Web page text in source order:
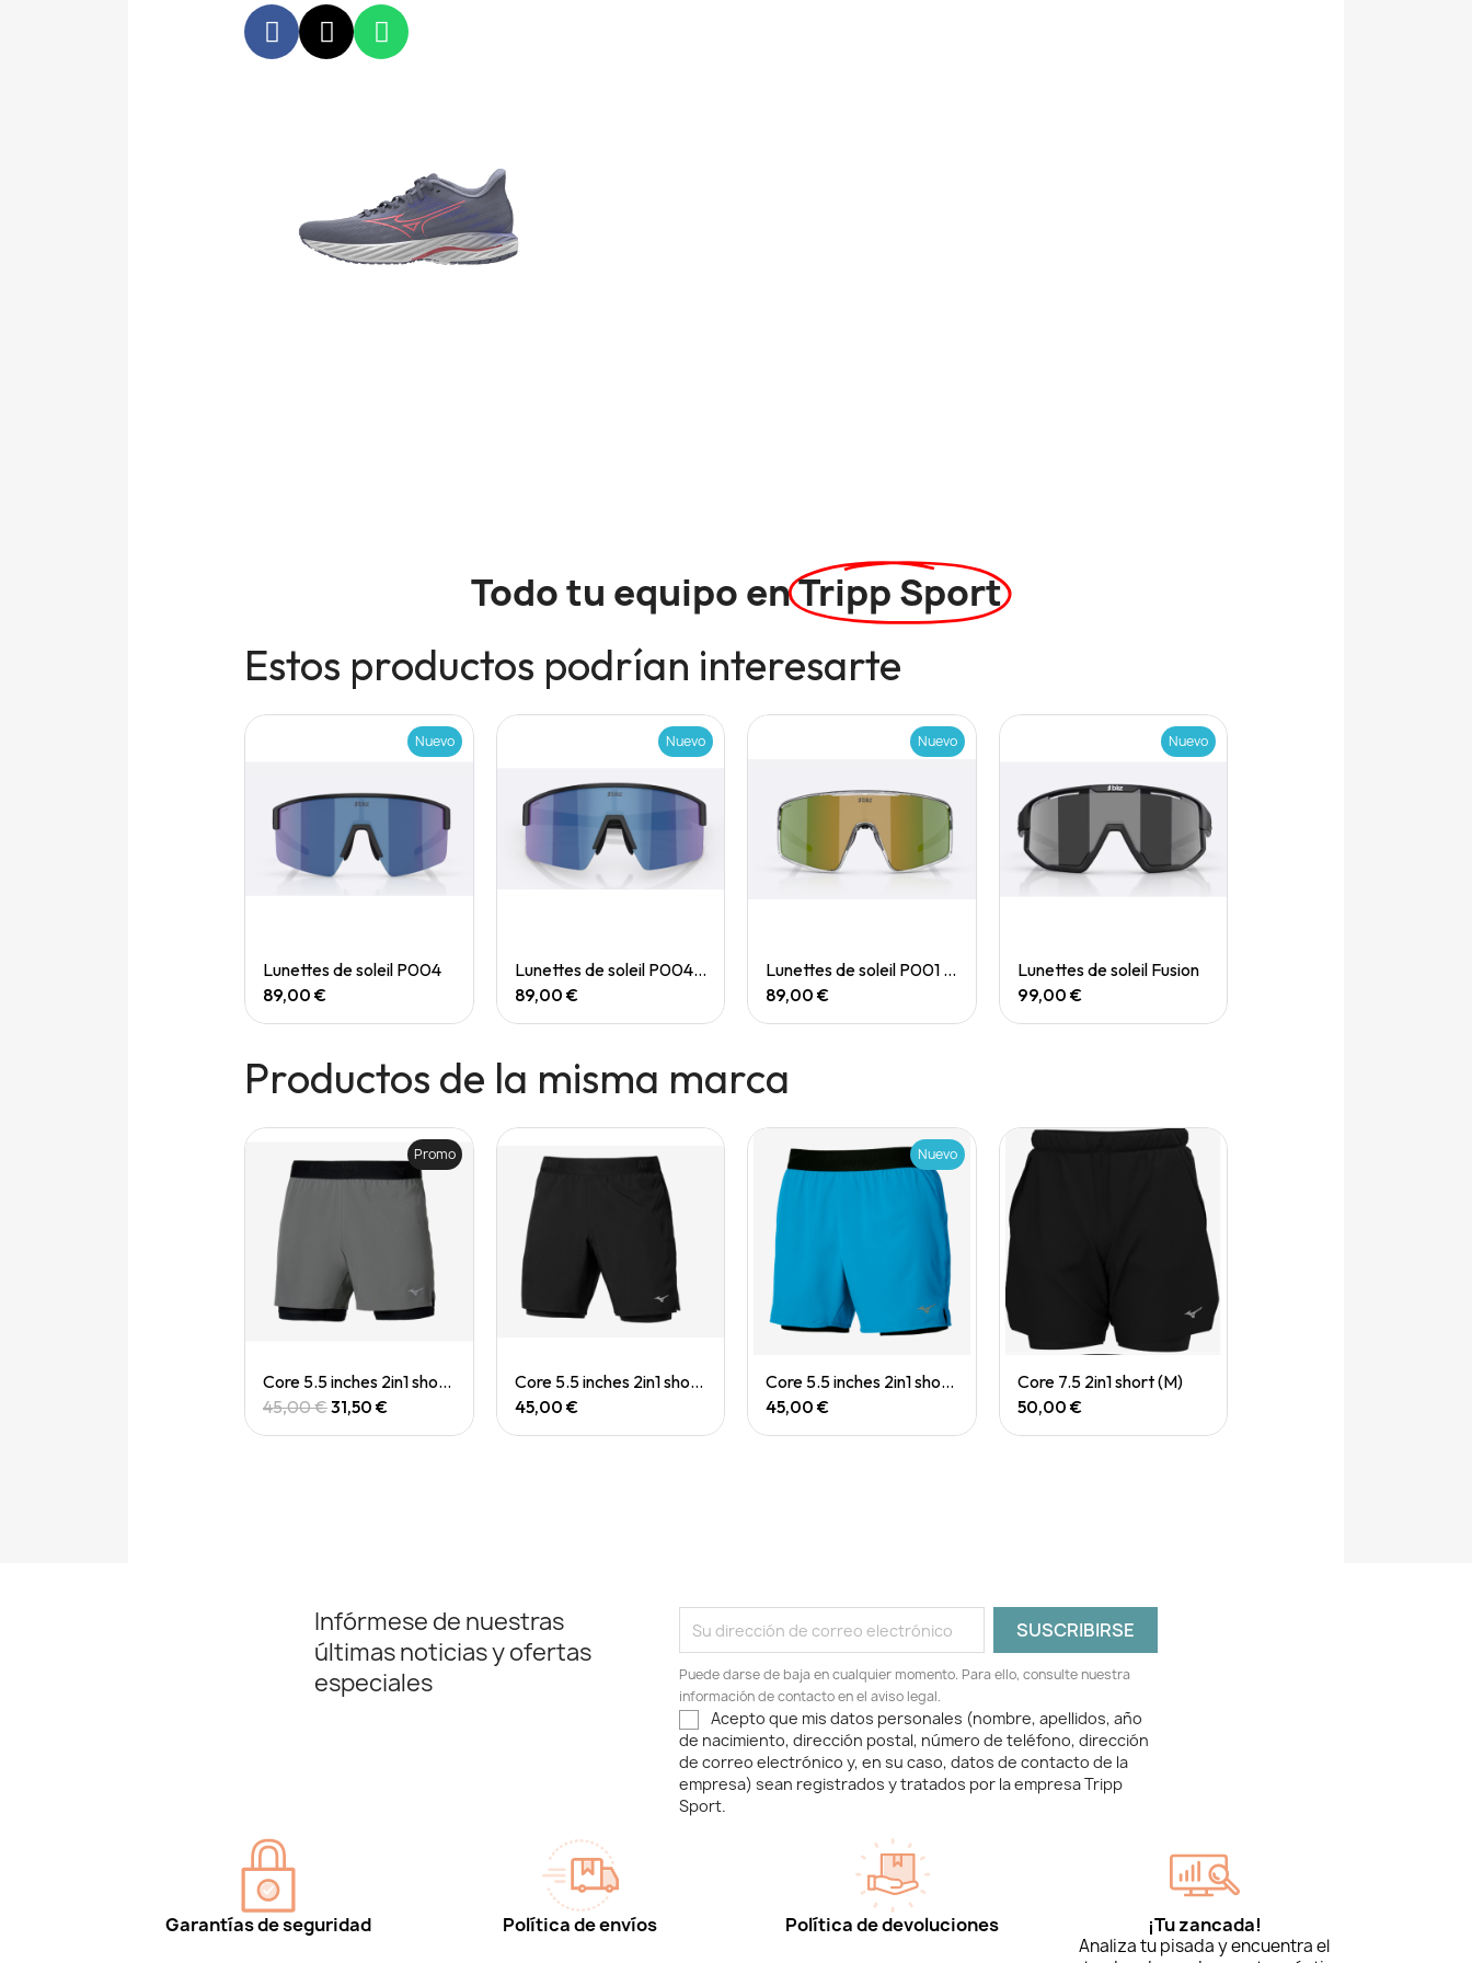
Todo tu equipo enTripp Sport
Estos productos podrían interesarte
Quick View
Nuevo
Lunettes de soleil P004
89,00 €
Quick View
Nuevo
Lunettes de soleil P004 Small
89,00 €
Quick View
Nuevo
Lunettes de soleil P001 Small
89,00 €
Quick View
Nuevo
Lunettes de soleil Fusion
99,00 €
Productos de la misma marca
Quick View
Promo
Core 5.5 inches 2in1 short (M)
45,00 €31,50 €
Quick View
Core 5.5 inches 2in1 short (M)
45,00 €
Quick View
Nuevo
Core 5.5 inches 2in1 short (M)
45,00 €
Quick View
Core 7.5 2in1 short (M)
50,00 €
Infórmese de nuestras
últimas noticias y ofertas
especiales
Puede darse de baja en cualquier momento. Para ello, consulte nuestra
información de contacto en el aviso legal.
Acepto que mis datos personales (nombre, apellidos, año
de nacimiento, dirección postal, número de teléfono, dirección
de correo electrónico y, en su caso, datos de contacto de la
empresa) sean registrados y tratados por la empresa Tripp
Sport.
Garantías de seguridad Política de envíos Política de devoluciones ¡Tu zancada!
Analiza tu pisada y encuentra el